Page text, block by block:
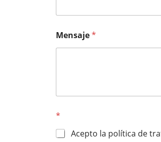
Mensaje*
*
Acepto la política de